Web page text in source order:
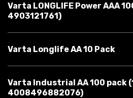
Varta LONGLIFE Power AAA
4903121761)
Varta Longlife AA 10 Pack
Varta Industrial AA 100 pack
4008496882076)